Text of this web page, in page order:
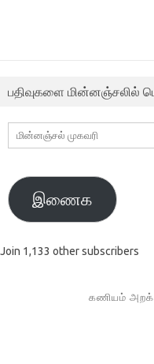
பதிவுகளை மின்னஞ்சலில்
மின்னஞ்சல்
முகவரி
இணைக
Join 1,133 other subscribers
கணியம்